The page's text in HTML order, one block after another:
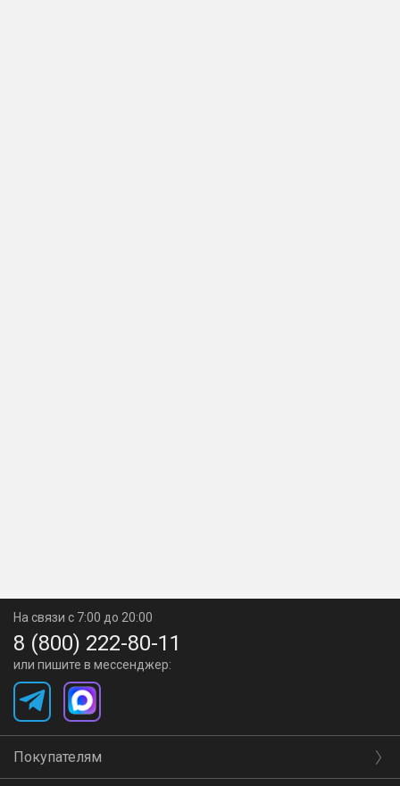
На связи с 7:00 до 20:00
8 (800) 222-80-11
или пишите в мессенджер:
Покупателям